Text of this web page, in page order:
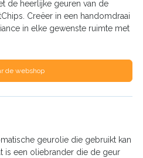
de heerlijke geuren van de
Creëer in een handomdraai
in elke gewenste ruimte met
de webshop
geurolie die gebruikt kan
is een oliebrander die de geur